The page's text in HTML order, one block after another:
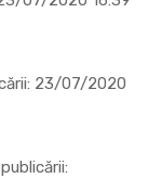
23/07/2020